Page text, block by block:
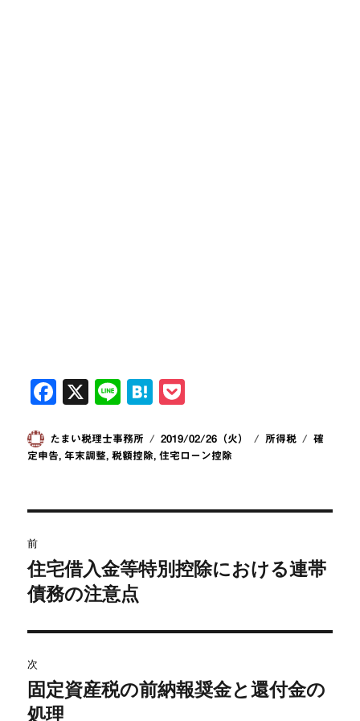
F
c
e
o
k
X
Li
e
H
e
n
ck
投
稿
たまい税理士事務所
投
稿
2019/02/26（火）
カ
所得税
タ
確
定申告,年末調整,税額控除,住宅ローン控除
稿
ナ
ビ
ゲ
ー
前
前
の
稿:
住宅借入金等特別控除における連帯
債務の注意点
次
次
の
固定資産税の前納報奨金と還付金の
処理